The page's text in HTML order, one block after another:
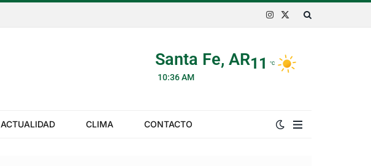
Instagram
X
Santa Fe, AR
10:36 AM
11 °C
ACTUALIDAD CLIMA CONTACTO